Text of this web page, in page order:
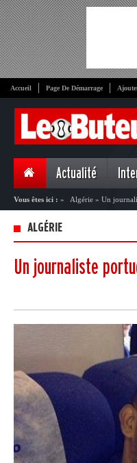
Accueil Page De Démarrage
Actualité
Vous êtes ici : » Algérie » Un
ALGÉRIE
Un journaliste